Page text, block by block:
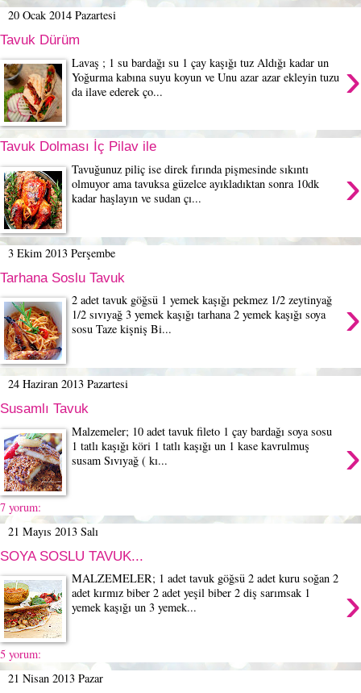
20 Ocak 2014 Pazartesi
Tavuk Dürüm
›
Lavaş ; 1 su bardağı su 1 çay kaşığı tuz Aldığı kadar un
Yoğurma kabına suyu koyun ve Unu azar azar ekleyin tuzu
da ilave ederek ço...
Tavuk Dolması İç Pilav ile
›
Tavuğunuz piliç ise direk fırında pişmesinde sıkıntı
olmuyor ama tavuksa güzelce ayıkladıktan sonra 10dk
kadar haşlayın ve sudan çı...
3 Ekim 2013 Perşembe
Tarhana Soslu Tavuk
›
2 adet tavuk göğsü 1 yemek kaşığı pekmez 1/2 zeytinyağ
1/2 sıvıyağ 3 yemek kaşığı tarhana 2 yemek kaşığı soya
sosu Taze kişniş Bi...
24 Haziran 2013 Pazartesi
Susamlı Tavuk
›
Malzemeler; 10 adet tavuk fileto 1 çay bardağı soya sosu
1 tatlı kaşığı köri 1 tatlı kaşığı un 1 kase kavrulmuş
susam Sıvıyağ ( kı...
7 yorum:
21 Mayıs 2013 Salı
SOYA SOSLU TAVUK...
›
MALZEMELER; 1 adet tavuk göğsü 2 adet kuru soğan 2
adet kırmız biber 2 adet yeşil biber 2 diş sarımsak 1
yemek kaşığı un 3 yemek...
5 yorum:
21 Nisan 2013 Pazar